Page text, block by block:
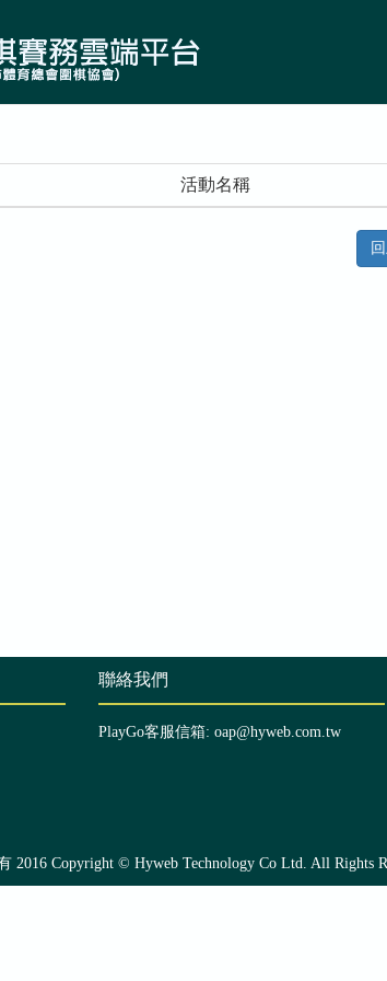
活動名稱
聯絡我們
PlayGo客服信箱: oap@hyweb.com.tw
2016 Copyright © Hyweb Technology Co Ltd. All Rights